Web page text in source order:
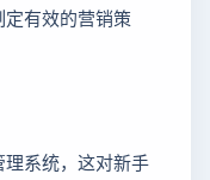
有效的营销策
系统，这对新手